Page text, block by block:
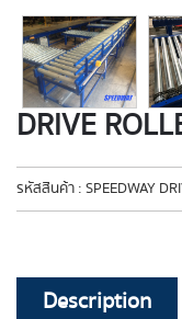
DRIVE
รหัสสินค้า : SPEEDWAY
Description